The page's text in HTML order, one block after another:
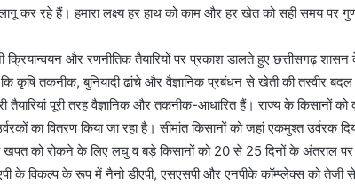
कर रहे हैं। हमारा लक्ष्य हर हाथ को काम और हर खेत को सही समय पर
और रणनीतिक तैयारियों पर प्रकाश डालते हुए छत्तीसगढ़ शासन
कृषि तकनीक, बुनियादी ढांचे और वैज्ञानिक प्रबंधन से खेती की तस्वीर
पूरी तरह वैज्ञानिक और तकनीक-आधारित हैं। राज्य के किसानों को
का वितरण किया जा रहा है। सीमांत किसानों को जहां एकमुश्त उर्वरक
खपत को रोकने के लिए लघु व बड़े किसानों को 20 से 25 दिनों के अंतराल
के विकल्प के रूप में नैनो डीएपी, एसएसपी और एनपीके कॉम्प्लेक्स को तेजी